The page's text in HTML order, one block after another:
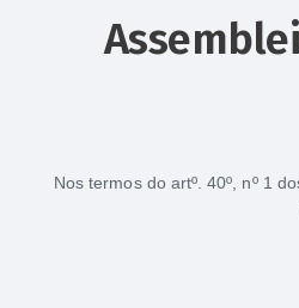
Nos termos do artº. 40º, nº 1